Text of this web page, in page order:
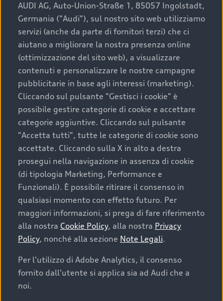
La qualità di acquistare
un’auto usata Audi
Scegliere un’auto usata è una decisione che coniuga
convenienza, affidabilità e sostenibilità. Per fare un
acquisto sicuro, è essenziale considerare aspetti
determinanti come la garanzia inclusa e l’affidabilità del
marchio. Audi offre l’auto usata perfetta tramite Audi
Prima Scelta :plus
Cosa sapere prima di
acquistare la tua prossima
auto
I requisiti fondamentali da considerare prima di
acquistare un’auto usata, oltre al prezzo e all'aspetto,
AUDI AG, Auto-Union-Straße 1, 85057 Ingolstadt,
Germania ("Audi"), sul nostro sito web utilizziamo
servizi (anche da parte di fornitori terzi) che ci
aiutano a migliorare la nostra presenza online
(ottimizzazione del sito web), a visualizzare
contenuti e personalizzare le nostre campagne
pubblicitarie in base agli interessi (marketing).
Cliccando sul pulsante "Gestisci i cookie" è
possibile gestire categorie di cookie e accettare
categorie aggiuntive. Cliccando sul pulsante
"Accetta tutti", tutte le categorie di cookie sono
accettate. Cliccando sulla X in alto a destra
prosegui nella navigazione in assenza di cookie
(di tipologia Marketing, Performance e
Funzionali). È possibile ritirare il consenso in
qualsiasi momento con effetto futuro. Per
maggiori informazioni, si prega di fare riferimento
alla nostra Cookie Policy, alla nostra Privacy
Policy, nonché alla sezione Note Legali.
Per l'utilizzo di Adobe Analytics, il consenso
fornito dall'utente si applica sia ad Audi che a
noi.